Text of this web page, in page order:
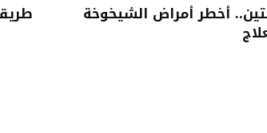
أخطر أمراض الشيخوخة